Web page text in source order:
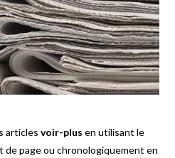
articles voir-plus en utilisant le
page ou chronologiquement en